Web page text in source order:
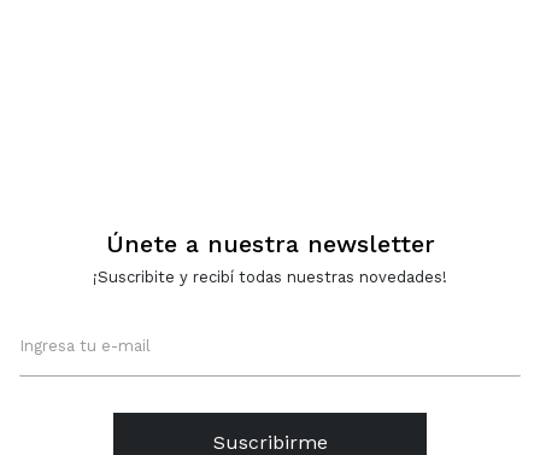
Únete a nuestra newsletter
¡Suscribite y recibí todas nuestras novedades!
Suscribirme